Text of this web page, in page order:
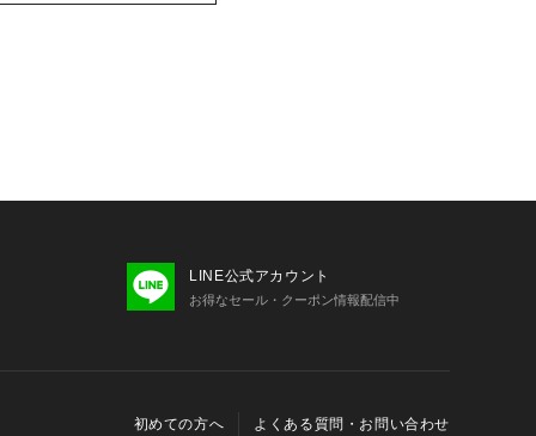
LINE公式アカウント
お得なセール・クーポン情報配信中
初めての方へ よくある質問・お問い合わせ